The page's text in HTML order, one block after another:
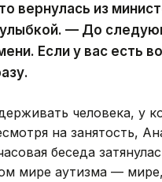
вернулась из
— До
Если у вас есть
человека, у
на занятость,
беседа
мире аутизма —